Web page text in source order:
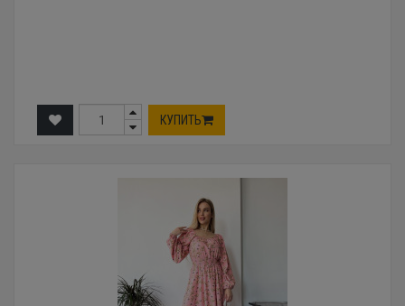
КУПИТЬ